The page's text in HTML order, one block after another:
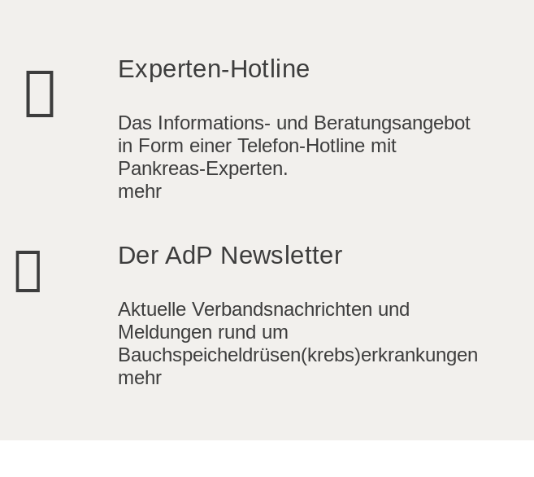
Experten-Hotline
Das Informations- und Beratungsangebot
in Form einer Telefon-Hotline mit
Pankreas-Experten.
mehr
Der AdP Newsletter
Aktuelle Verbandsnachrichten und
Meldungen rund um
Bauchspeicheldrüsen(krebs)erkrankungen
mehr